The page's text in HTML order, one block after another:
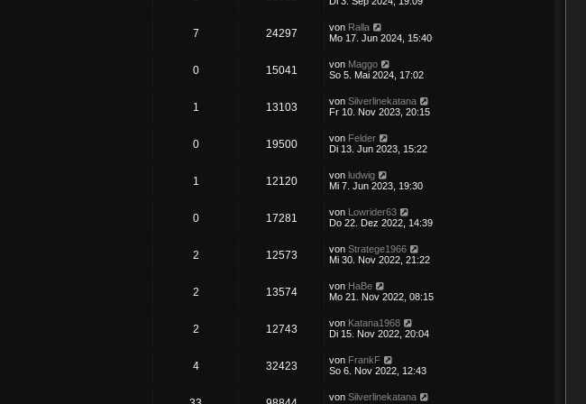
7 24297 von Ralla
Mo 17. Jun 2024, 15:40
0 15041 von Maggo
So 5. Mai 2024, 17:02
1 13103 von Silverlinekatana
Fr 10. Nov 2023, 20:15
0 19500 von Felder
Di 13. Jun 2023, 15:22
1 12120 von ludwig
Mi 7. Jun 2023, 19:30
0 17281 von Lowrider63
Do 22. Dez 2022, 14:39
2 12573 von Stratege1966
Mi 30. Nov 2022, 21:22
2 13574 von HaBe
Mo 21. Nov 2022, 08:15
2 12743 von Katana1968
Di 15. Nov 2022, 20:04
4 32423 von FrankF
So 6. Nov 2022, 12:43
von Silverlinekatana